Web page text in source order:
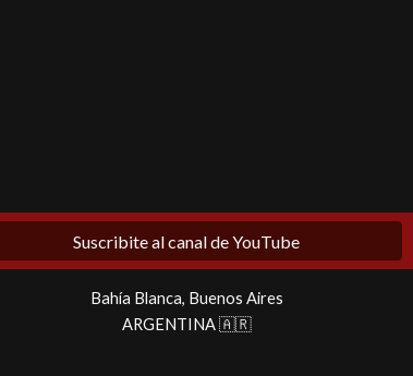
Suscribite al canal de YouTube
Bahía Blanca, Buenos Aires
ARGENTINA 🇦🇷